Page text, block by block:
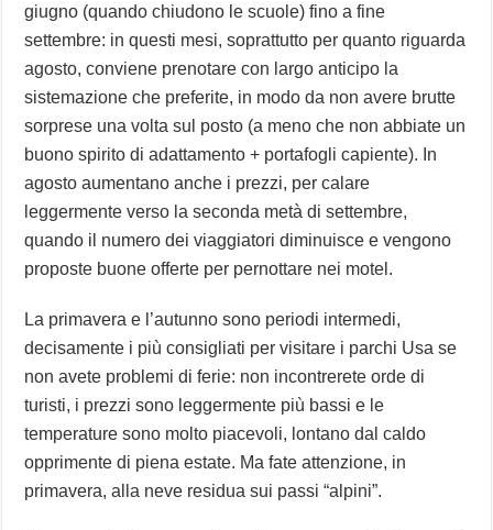
giugno (quando chiudono le scuole) fino a fine
settembre: in questi mesi, soprattutto per quanto riguarda
agosto, conviene prenotare con largo anticipo la
sistemazione che preferite, in modo da non avere brutte
sorprese una volta sul posto (a meno che non abbiate un
buono spirito di adattamento + portafogli capiente). In
agosto aumentano anche i prezzi, per calare
leggermente verso la seconda metà di settembre,
quando il numero dei viaggiatori diminuisce e vengono
proposte buone offerte per pernottare nei motel.
La primavera e l’autunno sono periodi intermedi,
decisamente i più consigliati per visitare i parchi Usa se
non avete problemi di ferie: non incontrerete orde di
turisti, i prezzi sono leggermente più bassi e le
temperature sono molto piacevoli, lontano dal caldo
opprimente di piena estate. Ma fate attenzione, in
primavera, alla neve residua sui passi “alpini”.